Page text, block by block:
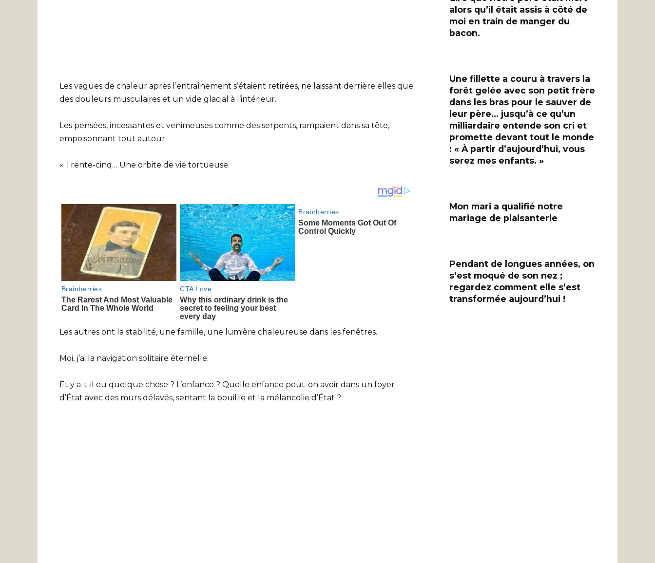
Les vagues de chaleur après l’entraînement s’étaient retirées, ne laissant derrière elles que
des douleurs musculaires et un vide glacial à l’intérieur.
Les pensées, incessantes et venimeuses comme des serpents, rampaient dans sa tête,
empoisonnant tout autour.
« Trente-cinq… Une orbite de vie tortueuse.
Les autres ont la stabilité, une famille, une lumière chaleureuse dans les fenêtres.
Moi, j’ai la navigation solitaire éternelle.
Et y a-t-il eu quelque chose ? L’enfance ? Quelle enfance peut-on avoir dans un foyer
d’État avec des murs délavés, sentant la bouillie et la mélancolie d’État ?
alors qu’il était assis à côté de
moi en train de manger du
bacon.
Une fillette a couru à travers la
forêt gelée avec son petit frère
dans les bras pour le sauver de
leur père… jusqu’à ce qu’un
milliardaire entende son cri et
promette devant tout le monde
: « À partir d’aujourd’hui, vous
serez mes enfants. »
Mon mari a qualifié notre
mariage de plaisanterie
Pendant de longues années, on
s’est moqué de son nez ;
regardez comment elle s’est
transformée aujourd’hui !